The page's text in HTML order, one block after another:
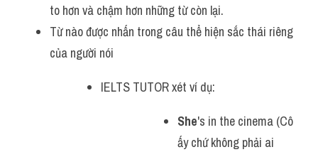
to hơn và chậm hơn những từ còn lại.
Từ nào được nhấn trong câu thể hiện sắc thái riêng
của người nói
IELTS TUTOR xét ví dụ:
She's in the cinema (Cô
ấy chứ không phải ai